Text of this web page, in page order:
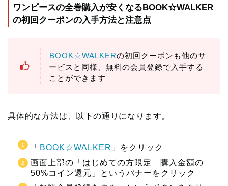
ワンピースの全巻購入が安くなるBOOK☆WALKER
の初回クーポンの入手方法と注意点
BOOK☆WALKERの初回クーポンも他のサ
ービスと同様、無料の会員登録で入手する
ことができます
具体的な方法は、以下の通りになります。
「 BOOK☆WALKER 」をクリック
画面上部の「はじめての方限定 購入金額の
50%コイン還元」というバナーをクリック